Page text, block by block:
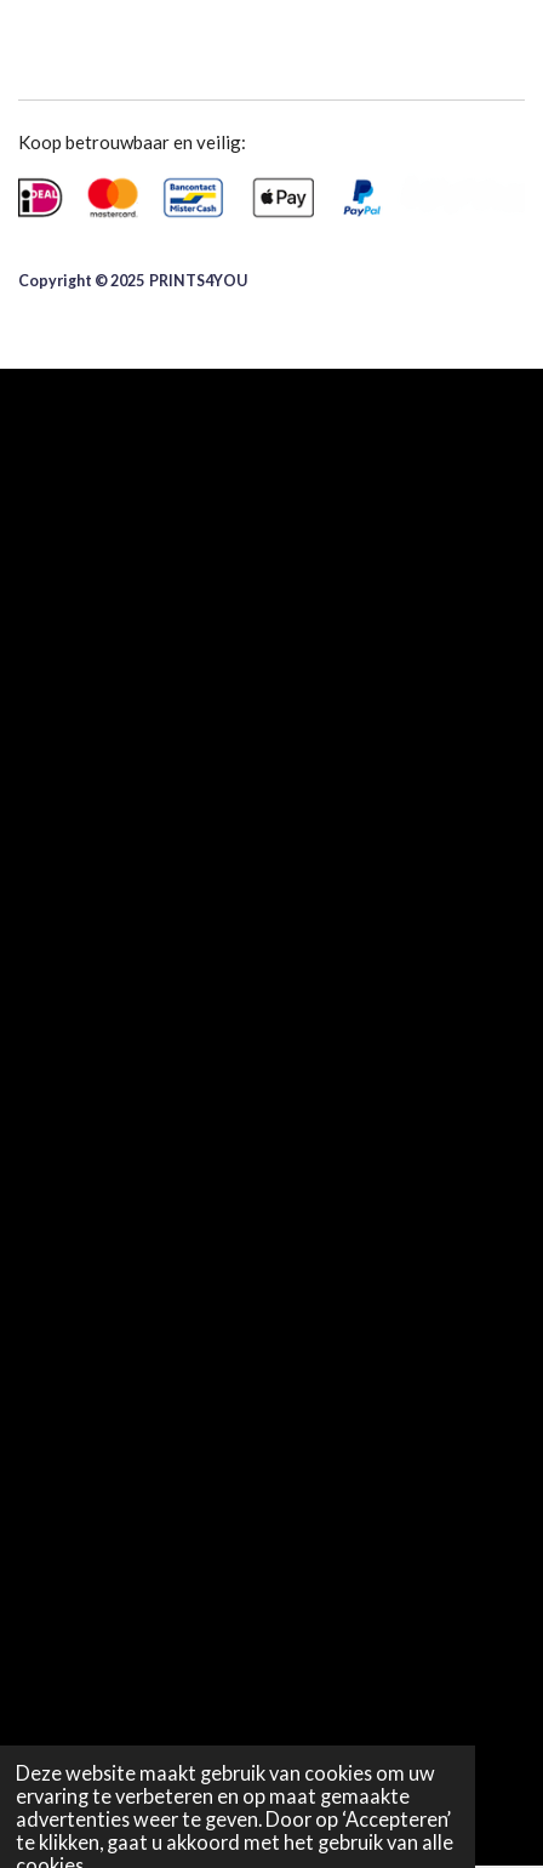
Deze website maakt gebruik van cookies om uw
ervaring te verbeteren en op maat gemaakte
advertenties weer te geven. Door op ‘Accepteren’
te klikken, gaat u akkoord met het gebruik van alle
Koop betrouwbaar en veilig:
Copyright © 2025 ​PRINTS4YOU